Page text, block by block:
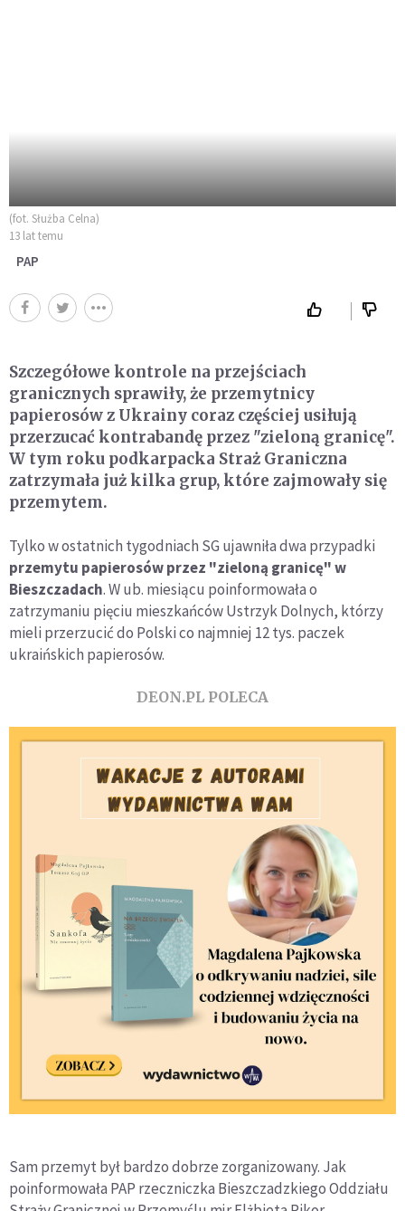
(fot. Służba Celna)
13 lat temu
PAP
Szczegółowe kontrole na przejściach
granicznych sprawiły, że przemytnicy
papierosów z Ukrainy coraz częściej usiłują
przerzucać kontrabandę przez "zieloną granicę".
W tym roku podkarpacka Straż Graniczna
zatrzymała już kilka grup, które zajmowały się
przemytem.
Tylko w ostatnich tygodniach SG ujawniła dwa przypadki
przemytu papierosów przez "zieloną granicę" w
Bieszczadach. W ub. miesiącu poinformowała o
zatrzymaniu pięciu mieszkańców Ustrzyk Dolnych, którzy
mieli przerzucić do Polski co najmniej 12 tys. paczek
ukraińskich papierosów.
DEON.PL POLECA
Sam przemyt był bardzo dobrze zorganizowany. Jak
poinformowała PAP rzeczniczka Bieszczadzkiego Oddziału